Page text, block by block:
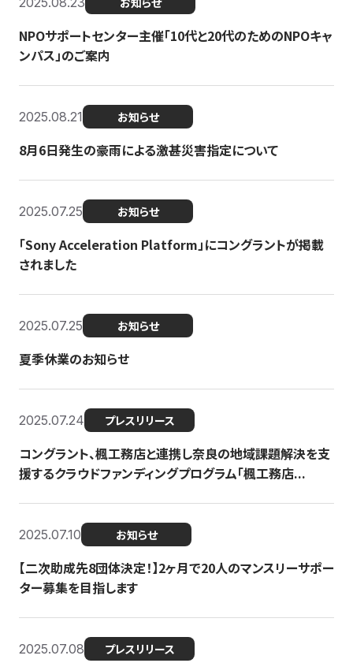
NPOサポートセンター主催「10代と20代のためのNPOキャ
ンパス」のご案内
2025.08.21 お知らせ
8月6日発生の豪雨による激甚災害指定について
2025.07.25 お知らせ
「Sony Acceleration Platform」にコングラントが掲載
されました
2025.07.25 お知らせ
夏季休業のお知らせ
2025.07.24 プレスリリース
コングラント、楓工務店と連携し奈良の地域課題解決を支
援するクラウドファンディングプログラム「楓工務店...
2025.07.10 お知らせ
【二次助成先8団体決定！】2ヶ月で20人のマンスリーサポー
ター募集を目指します
2025.07.08 プレスリリース